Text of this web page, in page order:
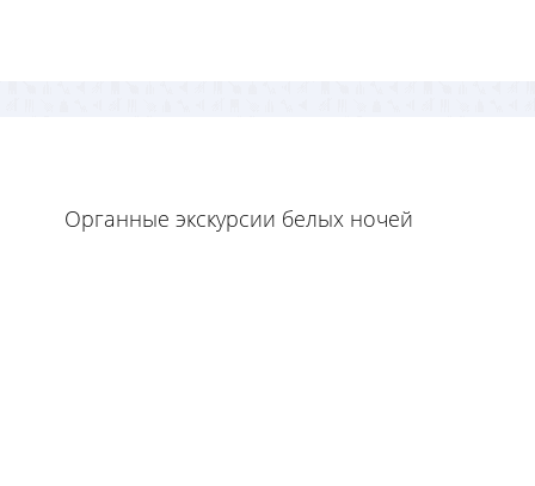
Органные экскурсии белых ночей